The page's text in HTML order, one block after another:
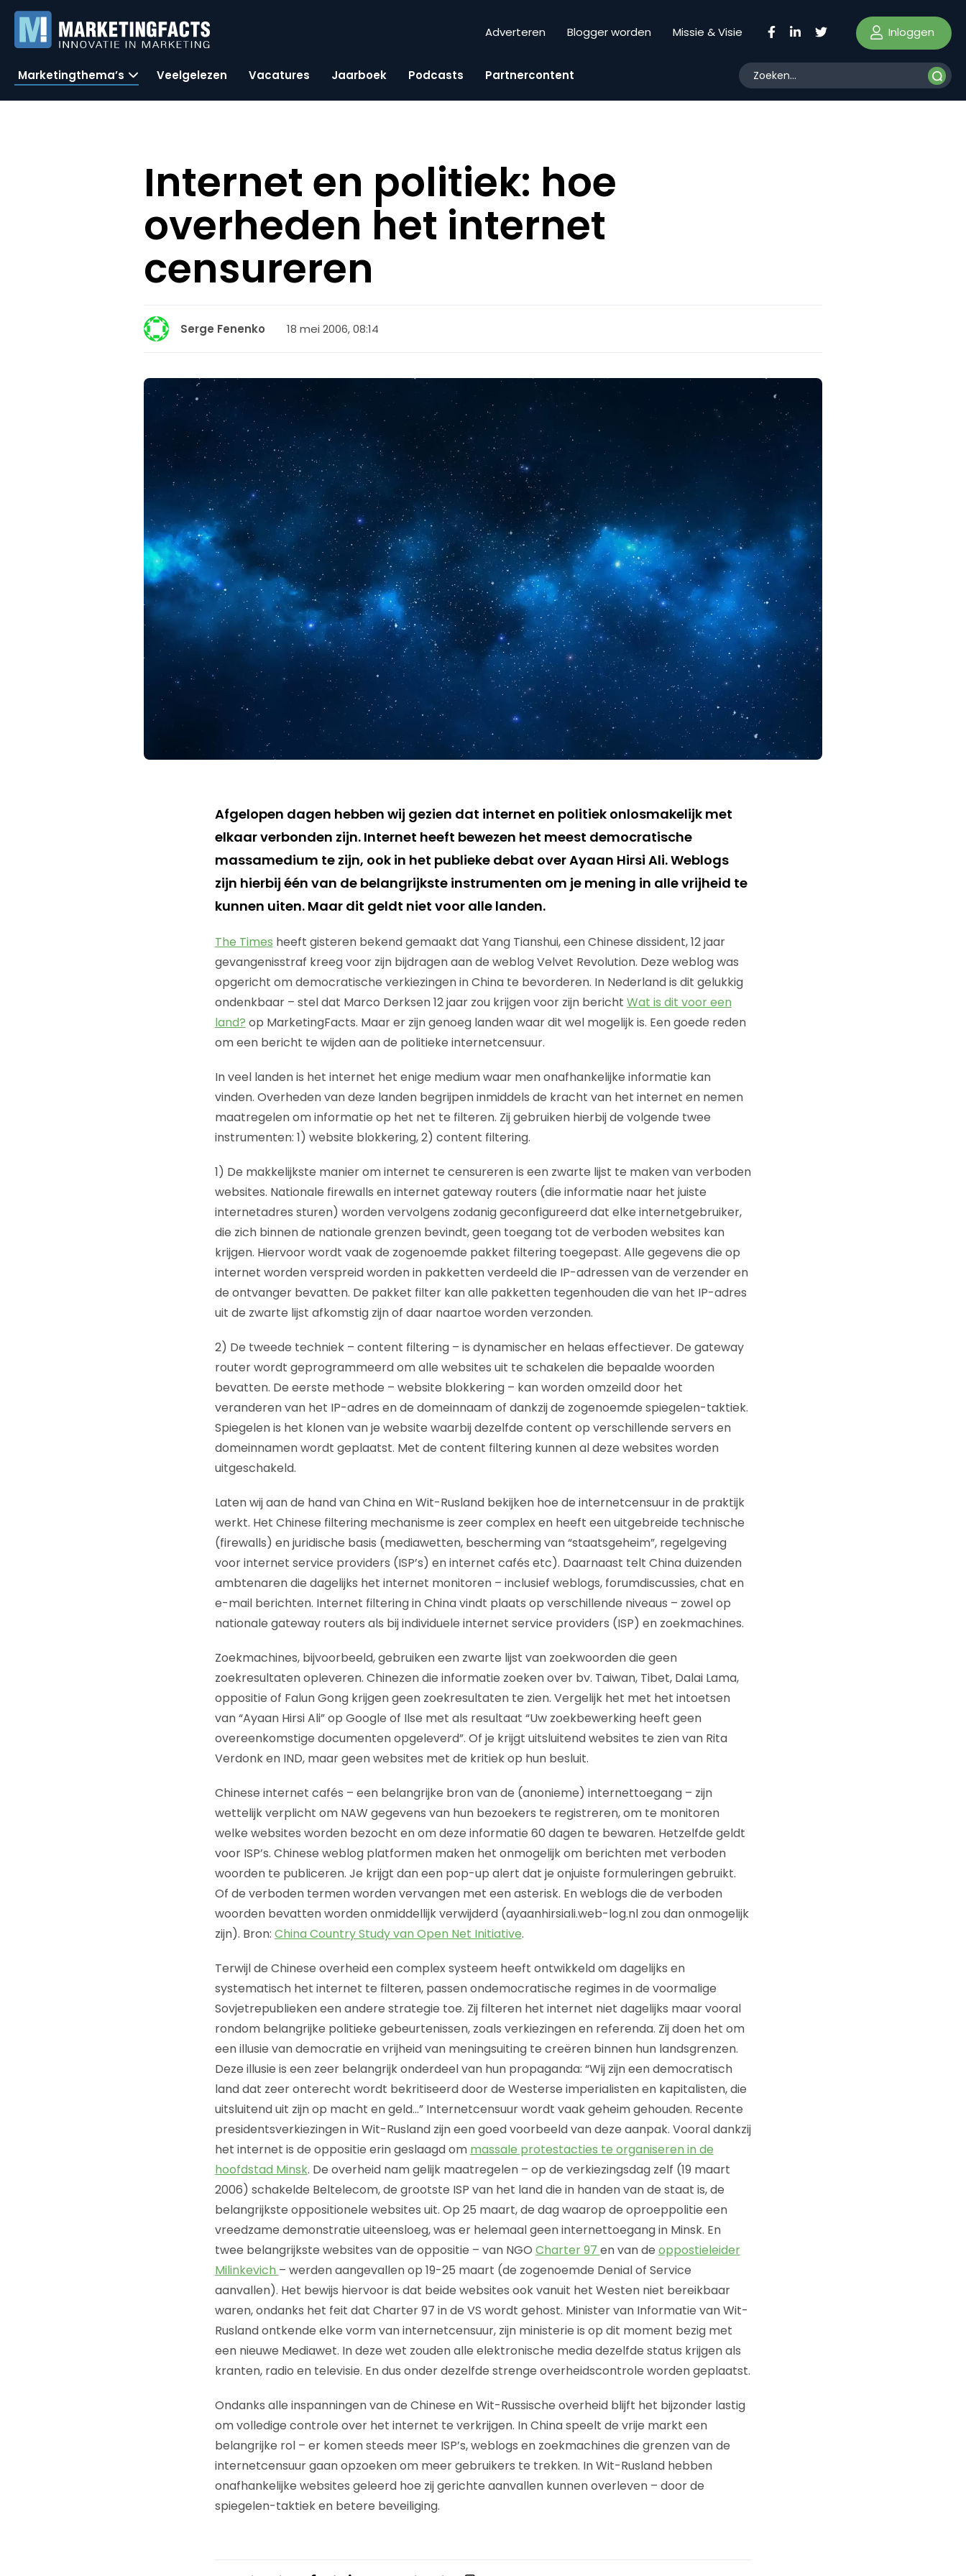
Adverteren Blogger worden Missie & Visie Inloggen
Marketingthema’s Veelgelezen Vacatures Jaarboek Podcasts Partnercontent
Internet en politiek: hoe
overheden het internet
censureren
Serge Fenenko 18 mei 2006, 08:14
Afgelopen dagen hebben wij gezien dat internet en politiek onlosmakelijk met
elkaar verbonden zijn. Internet heeft bewezen het meest democratische
massamedium te zijn, ook in het publieke debat over Ayaan Hirsi Ali. Weblogs
zijn hierbij één van de belangrijkste instrumenten om je mening in alle vrijheid te
kunnen uiten. Maar dit geldt niet voor alle landen.
The Times heeft gisteren bekend gemaakt dat Yang Tianshui, een Chinese dissident, 12 jaar
gevangenisstraf kreeg voor zijn bijdragen aan de weblog Velvet Revolution. Deze weblog was
opgericht om democratische verkiezingen in China te bevorderen. In Nederland is dit gelukkig
ondenkbaar – stel dat Marco Derksen 12 jaar zou krijgen voor zijn bericht Wat is dit voor een
land? op MarketingFacts. Maar er zijn genoeg landen waar dit wel mogelijk is. Een goede reden
om een bericht te wijden aan de politieke internetcensuur.
In veel landen is het internet het enige medium waar men onafhankelijke informatie kan
vinden. Overheden van deze landen begrijpen inmiddels de kracht van het internet en nemen
maatregelen om informatie op het net te filteren. Zij gebruiken hierbij de volgende twee
instrumenten: 1) website blokkering, 2) content filtering.
1) De makkelijkste manier om internet te censureren is een zwarte lijst te maken van verboden
websites. Nationale firewalls en internet gateway routers (die informatie naar het juiste
internetadres sturen) worden vervolgens zodanig geconfigureerd dat elke internetgebruiker,
die zich binnen de nationale grenzen bevindt, geen toegang tot de verboden websites kan
krijgen. Hiervoor wordt vaak de zogenoemde pakket filtering toegepast. Alle gegevens die op
internet worden verspreid worden in pakketten verdeeld die IP-adressen van de verzender en
de ontvanger bevatten. De pakket filter kan alle pakketten tegenhouden die van het IP-adres
uit de zwarte lijst afkomstig zijn of daar naartoe worden verzonden.
2) De tweede techniek – content filtering – is dynamischer en helaas effectiever. De gateway
router wordt geprogrammeerd om alle websites uit te schakelen die bepaalde woorden
bevatten. De eerste methode – website blokkering – kan worden omzeild door het
veranderen van het IP-adres en de domeinnaam of dankzij de zogenoemde spiegelen-taktiek.
Spiegelen is het klonen van je website waarbij dezelfde content op verschillende servers en
domeinnamen wordt geplaatst. Met de content filtering kunnen al deze websites worden
uitgeschakeld.
Laten wij aan de hand van China en Wit-Rusland bekijken hoe de internetcensuur in de praktijk
werkt. Het Chinese filtering mechanisme is zeer complex en heeft een uitgebreide technische
(firewalls) en juridische basis (mediawetten, bescherming van “staatsgeheim”, regelgeving
voor internet service providers (ISP’s) en internet cafés etc). Daarnaast telt China duizenden
ambtenaren die dagelijks het internet monitoren – inclusief weblogs, forumdiscussies, chat en
e-mail berichten. Internet filtering in China vindt plaats op verschillende niveaus – zowel op
nationale gateway routers als bij individuele internet service providers (ISP) en zoekmachines.
Zoekmachines, bijvoorbeeld, gebruiken een zwarte lijst van zoekwoorden die geen
zoekresultaten opleveren. Chinezen die informatie zoeken over bv. Taiwan, Tibet, Dalai Lama,
oppositie of Falun Gong krijgen geen zoekresultaten te zien. Vergelijk het met het intoetsen
van “Ayaan Hirsi Ali” op Google of Ilse met als resultaat “Uw zoekbewerking heeft geen
overeenkomstige documenten opgeleverd”. Of je krijgt uitsluitend websites te zien van Rita
Verdonk en IND, maar geen websites met de kritiek op hun besluit.
Chinese internet cafés – een belangrijke bron van de (anonieme) internettoegang – zijn
wettelijk verplicht om NAW gegevens van hun bezoekers te registreren, om te monitoren
welke websites worden bezocht en om deze informatie 60 dagen te bewaren. Hetzelfde geldt
voor ISP’s. Chinese weblog platformen maken het onmogelijk om berichten met verboden
woorden te publiceren. Je krijgt dan een pop-up alert dat je onjuiste formuleringen gebruikt.
Of de verboden termen worden vervangen met een asterisk. En weblogs die de verboden
woorden bevatten worden onmiddellijk verwijderd (ayaanhirsiali.web-log.nl zou dan onmogelijk
zijn). Bron: China Country Study van Open Net Initiative.
Terwijl de Chinese overheid een complex systeem heeft ontwikkeld om dagelijks en
systematisch het internet te filteren, passen ondemocratische regimes in de voormalige
Sovjetrepublieken een andere strategie toe. Zij filteren het internet niet dagelijks maar vooral
rondom belangrijke politieke gebeurtenissen, zoals verkiezingen en referenda. Zij doen het om
een illusie van democratie en vrijheid van meningsuiting te creëren binnen hun landsgrenzen.
Deze illusie is een zeer belangrijk onderdeel van hun propaganda: “Wij zijn een democratisch
land dat zeer onterecht wordt bekritiseerd door de Westerse imperialisten en kapitalisten, die
uitsluitend uit zijn op macht en geld…” Internetcensuur wordt vaak geheim gehouden. Recente
presidentsverkiezingen in Wit-Rusland zijn een goed voorbeeld van deze aanpak. Vooral dankzij
het internet is de oppositie erin geslaagd om massale protestacties te organiseren in de
hoofdstad Minsk. De overheid nam gelijk maatregelen – op de verkiezingsdag zelf (19 maart
2006) schakelde Beltelecom, de grootste ISP van het land die in handen van de staat is, de
belangrijkste oppositionele websites uit. Op 25 maart, de dag waarop de oproeppolitie een
vreedzame demonstratie uiteensloeg, was er helemaal geen internettoegang in Minsk. En
twee belangrijkste websites van de oppositie – van NGO Charter 97 en van de oppostieleider
Milinkevich – werden aangevallen op 19-25 maart (de zogenoemde Denial of Service
aanvallen). Het bewijs hiervoor is dat beide websites ook vanuit het Westen niet bereikbaar
waren, ondanks het feit dat Charter 97 in de VS wordt gehost. Minister van Informatie van Wit-
Rusland ontkende elke vorm van internetcensuur, zijn ministerie is op dit moment bezig met
een nieuwe Mediawet. In deze wet zouden alle elektronische media dezelfde status krijgen als
kranten, radio en televisie. En dus onder dezelfde strenge overheidscontrole worden geplaatst.
Ondanks alle inspanningen van de Chinese en Wit-Russische overheid blijft het bijzonder lastig
om volledige controle over het internet te verkrijgen. In China speelt de vrije markt een
belangrijke rol – er komen steeds meer ISP’s, weblogs en zoekmachines die grenzen van de
internetcensuur gaan opzoeken om meer gebruikers te trekken. In Wit-Rusland hebben
onafhankelijke websites geleerd hoe zij gerichte aanvallen kunnen overleven – door de
spiegelen-taktiek en betere beveiliging.